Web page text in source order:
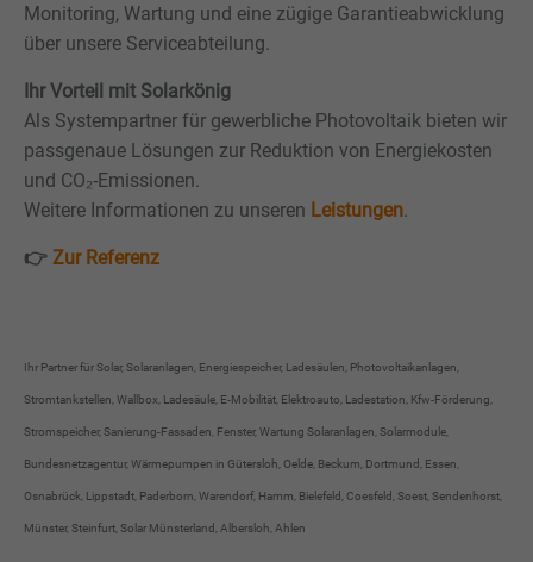
Monitoring, Wartung und eine zügige Garantieabwicklung
über unsere Serviceabteilung.
Ihr Vorteil mit Solarkönig
Als Systempartner für gewerbliche Photovoltaik bieten wir
passgenaue Lösungen zur Reduktion von Energiekosten
und CO₂-Emissionen.
Weitere Informationen zu unseren Leistungen.
👉 Zur Referenz
Ihr Partner für Solar, Solaranlagen, Energiespeicher, Ladesäulen, Photovoltaikanlagen,
Stromtankstellen, Wallbox, Ladesäule, E-Mobilität, Elektroauto, Ladestation, Kfw-Förderung,
Stromspeicher, Sanierung-Fassaden, Fenster, Wartung Solaranlagen, Solarmodule,
Bundesnetzagentur, Wärmepumpen in Gütersloh, Oelde, Beckum, Dortmund, Essen,
Osnabrück, Lippstadt, Paderborn, Warendorf, Hamm, Bielefeld, Coesfeld, Soest, Sendenhorst,
Münster, Steinfurt, Solar Münsterland, Albersloh, Ahlen